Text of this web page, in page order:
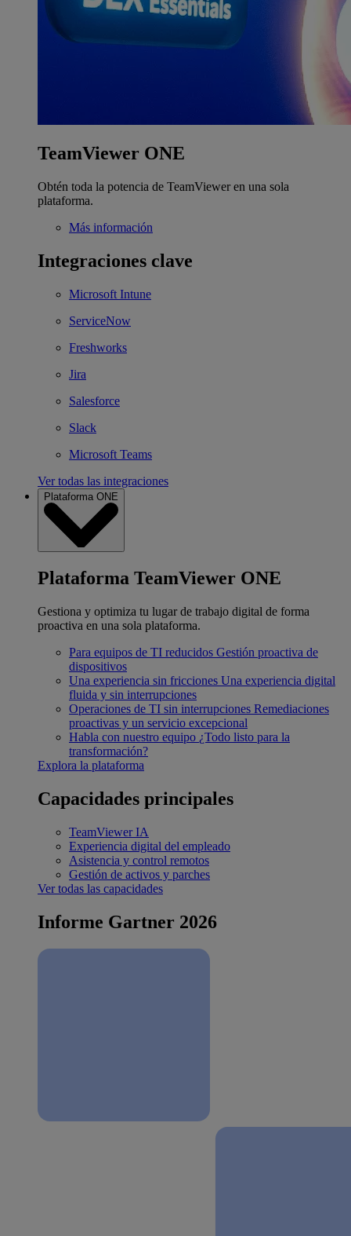
TeamViewer ONE
Obtén toda la potencia de TeamViewer en una sola
plataforma.
Más información
Integraciones clave
Microsoft Intune
ServiceNow
Freshworks
Jira
Salesforce
Slack
Microsoft Teams
Ver todas las integraciones
Plataforma ONE
Plataforma TeamViewer ONE
Gestiona y optimiza tu lugar de trabajo digital de forma
proactiva en una sola plataforma.
Para equipos de TI reducidos Gestión proactiva de
dispositivos
Una experiencia sin fricciones Una experiencia digital
fluida y sin interrupciones
Operaciones de TI sin interrupciones Remediaciones
proactivas y un servicio excepcional
Habla con nuestro equipo ¿Todo listo para la
transformación?
Explora la plataforma
Capacidades principales
TeamViewer IA
Experiencia digital del empleado
Asistencia y control remotos
Gestión de activos y parches
Ver todas las capacidades
Informe Gartner 2026